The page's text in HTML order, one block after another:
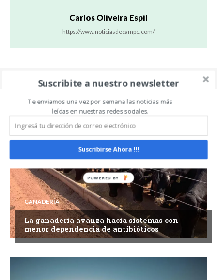
Carlos Oliveira Espil
https://www.noticiasdecampo.com/
Related Articles
GANADERÍA
La ganadería avanza hacia sistemas con
menor dependencia de antibióticos
Suscribite a nuestro newsletter
Te enviamos una vez por semana las noticias más
leídas en nuestras redes sociales.
Suscribirse Ahora !!!